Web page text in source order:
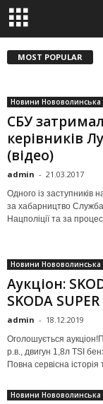
MOST POPULAR
Новини Нововолинська
СБУ
керівників
(відео)
admin - 21.03.2017
Одного із заступників
за хабарництво
Нацполіції та за
Новини Нововолинська
Аукціон:
SKODA
admin - 18.12.2019
Оголошується
р.в., двигун 1,8л TSI
Повна сервісна
Новини Нововолинська